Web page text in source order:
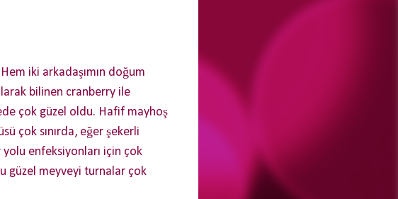
iki arkadaşımın doğum
bilinen cranberry ile
çok güzel oldu. Hafif mayhoş
çok sınırda, eğer şekerli
yolu enfeksiyonları için çok
güzel meyveyi turnalar çok